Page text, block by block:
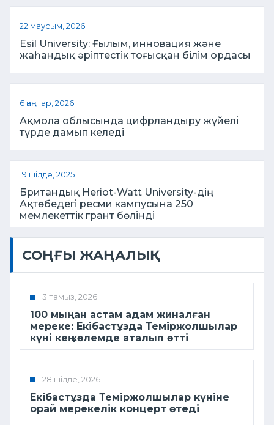
22 маусым, 2026
Esil University: Ғылым, инновация және
жаһандық әріптестік тоғысқан білім ордасы
6 қаңтар, 2026
Ақмола облысында цифрландыру жүйелі
түрде дамып келеді
19 шілде, 2025
Британдық Heriot-Watt University-дің
Ақтөбедегі ресми кампусына 250
мемлекеттік грант бөлінді
СОҢҒЫ ЖАҢАЛЫҚ
3 тамыз, 2026
100 мыңнан астам адам жиналған
мереке: Екібастұзда Теміржолшылар
күні кең көлемде аталып өтті
28 шілде, 2026
Екібастұзда Теміржолшылар күніне
орай мерекелік концерт өтеді